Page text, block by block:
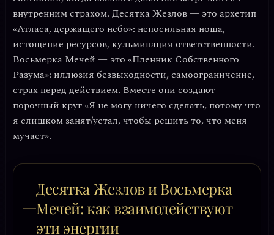
внутренним страхом. Десятка Жезлов — это архетип
«Атласа, держащего небо»: непосильная ноша,
истощение ресурсов, кульминация ответственности.
Восьмерка Мечей — это «Пленник Собственного
Разума»: иллюзия безвыходности, самоограничение,
страх перед действием. Вместе они создают
порочный круг «Я не могу ничего сделать, потому что
я слишком занят/устал, чтобы решить то, что меня
мучает».
Десятка Жезлов и Восьмерка
Мечей: как взаимодействуют
эти энергии